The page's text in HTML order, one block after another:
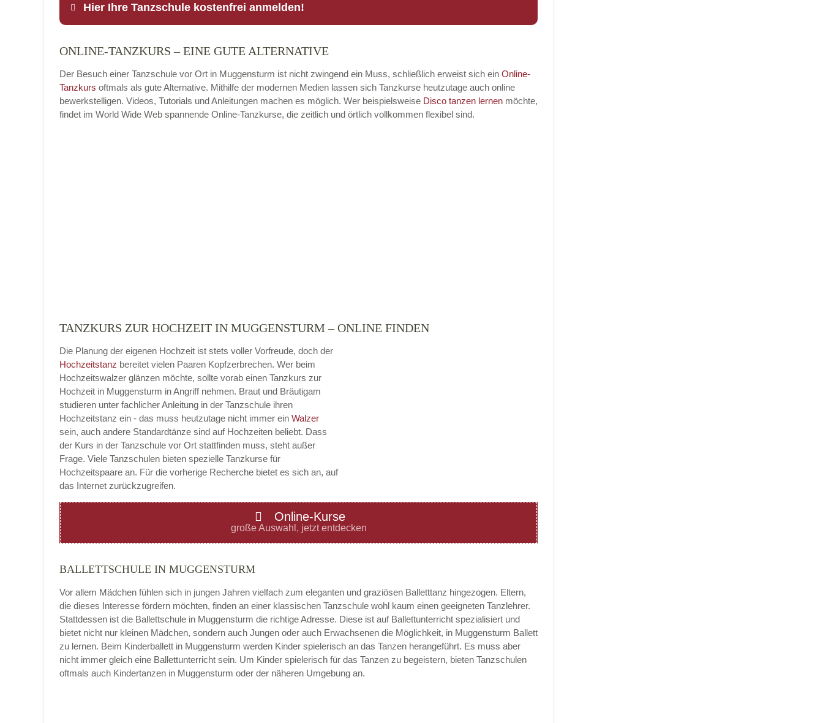
Hier Ihre Tanzschule kostenfrei anmelden!
E-Mail*
Telefonnummer
E-Mail-Adresse
—
HINZUFÜGEN
Mittwoch — ÖFFNUNGSZEITEN
HINZUFÜGEN
ONLINE-TANZKURS – EINE GUTE ALTERNATIVE
Der Besuch einer Tanzschule vor Ort in Muggensturm ist nicht zwingend ein Muss, schließlich erweist sich ein Online-
Tanzkurs oftmals als gute Alternative. Mithilfe der modernen Medien lassen sich Tanzkurse heutzutage auch online
bewerkstelligen. Videos, Tutorials und Anleitungen machen es möglich. Wer beispielsweise Disco tanzen lernen möchte,
findet im World Wide Web spannende Online-Tanzkurse, die zeitlich und örtlich vollkommen flexibel sind.
TANZKURS ZUR HOCHZEIT IN MUGGENSTURM – ONLINE FINDEN
Die Planung der eigenen Hochzeit ist stets voller Vorfreude, doch der
Hochzeitstanz bereitet vielen Paaren Kopfzerbrechen. Wer beim
Hochzeitswalzer glänzen möchte, sollte vorab einen Tanzkurs zur
Hochzeit in Muggensturm in Angriff nehmen. Braut und Bräutigam
studieren unter fachlicher Anleitung in der Tanzschule ihren
Hochzeitstanz ein - das muss heutzutage nicht immer ein Walzer
sein, auch andere Standardtänze sind auf Hochzeiten beliebt. Dass
der Kurs in der Tanzschule vor Ort stattfinden muss, steht außer
Frage. Viele Tanzschulen bieten spezielle Tanzkurse für
Hochzeitspaare an. Für die vorherige Recherche bietet es sich an, auf
das Internet zurückzugreifen.
Online-Kurse
große Auswahl, jetzt entdecken
BALLETTSCHULE IN MUGGENSTURM
Vor allem Mädchen fühlen sich in jungen Jahren vielfach zum eleganten und graziösen Balletttanz hingezogen. Eltern,
die dieses Interesse fördern möchten, finden an einer klassischen Tanzschule wohl kaum einen geeigneten Tanzlehrer.
Stattdessen ist die Ballettschule in Muggensturm die richtige Adresse. Diese ist auf Ballettunterricht spezialisiert und
bietet nicht nur kleinen Mädchen, sondern auch Jungen oder auch Erwachsenen die Möglichkeit, in Muggensturm Ballett
zu lernen. Beim Kinderballett in Muggensturm werden Kinder spielerisch an das Tanzen herangeführt. Es muss aber
nicht immer gleich eine Ballettunterricht sein. Um Kinder spielerisch für das Tanzen zu begeistern, bieten Tanzschulen
oftmals auch Kindertanzen in Muggensturm oder der näheren Umgebung an.